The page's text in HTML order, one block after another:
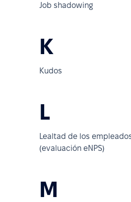
Job shadowing
K
Kudos
L
Lealtad de los
(evaluación eNPS)
M